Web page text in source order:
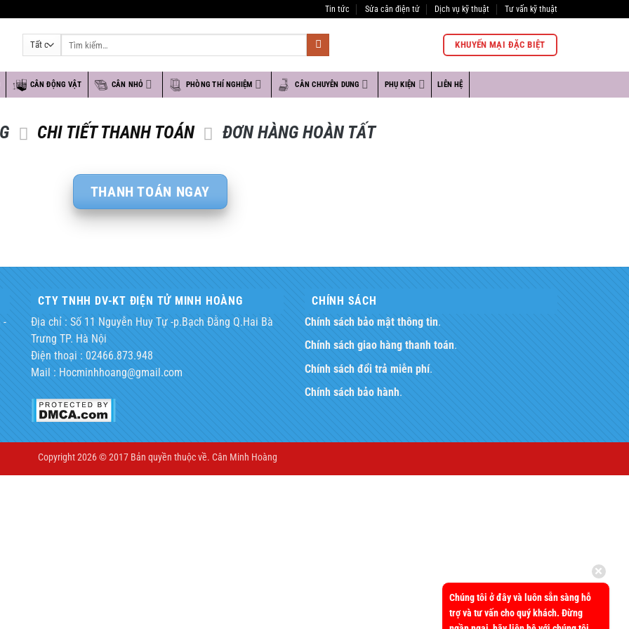
Tin tức Sửa cân điện tử Dịch vụ kỹ thuật Tư vấn kỹ thuật
KHUYẾN MẠI ĐẶC BIỆT
CÂN ĐỘNG VẬT CÂN NHỎ PHÒNG THÍ NGHIỆM CÂN CHUYÊN DUNG PHỤ KIỆN LIÊN HỆ
CHI TIẾT THANH TOÁN ĐƠN HÀNG HOÀN TẤT
THANH TOÁN NGAY
-
CTY TNHH DV-KT ĐIỆN TỬ MINH HOÀNG
Địa chỉ : Số 11 Nguyễn Huy Tự -p.Bạch Đằng Q.Hai Bà
Trưng TP. Hà Nội
Điện thoại : 02466.873.948
Mail : Hocminhhoang@gmail.com
CHÍNH SÁCH
Chính sách bảo mật thông tin.
Chính sách giao hàng thanh toán.
Chính sách đổi trả miễn phí.
Chính sách bảo hành.
Copyright 2026 © 2017 Bản quyền thuộc về. Cân Minh Hoàng
Chúng tôi ở đây và luôn sẵn sàng hỗ
trợ và tư vấn cho quý khách. Đừng